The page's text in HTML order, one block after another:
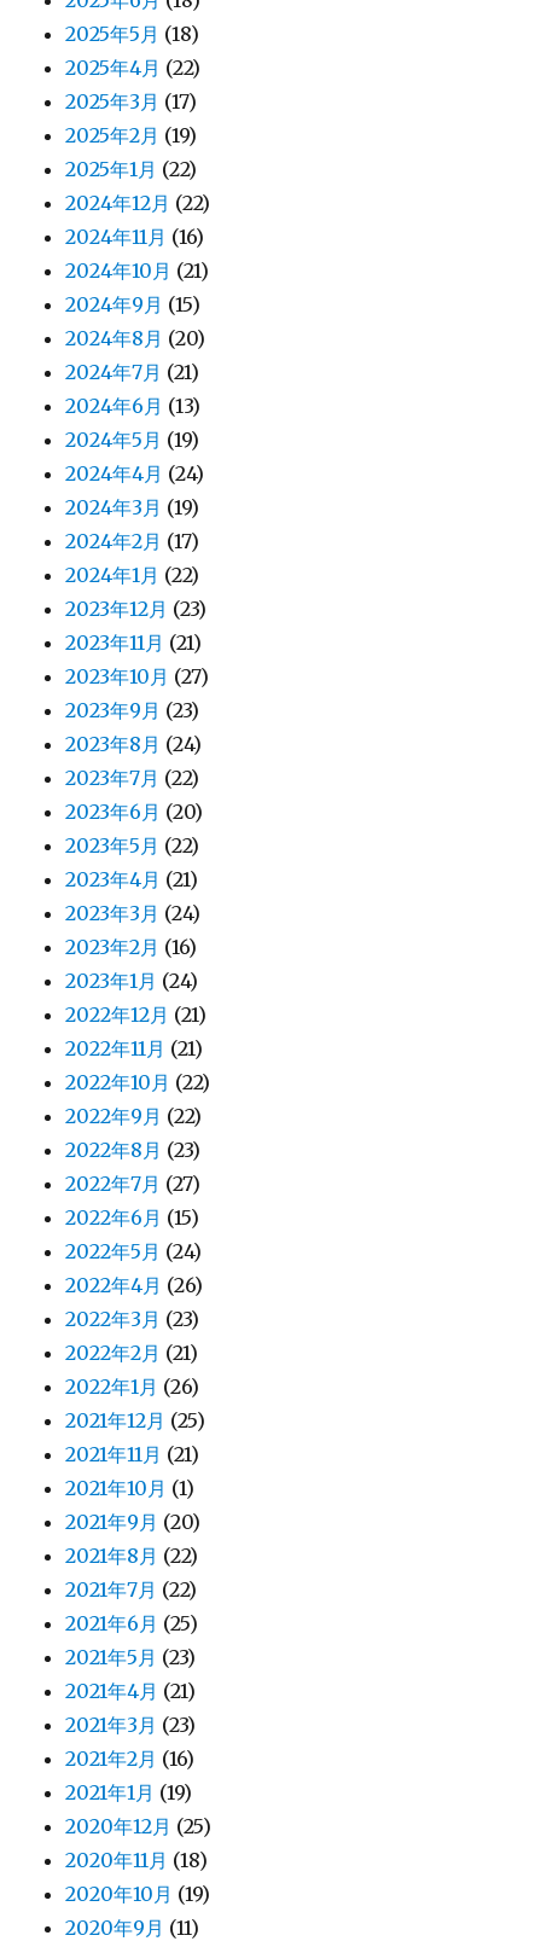
2025年5月 (18)
2025年4月 (22)
2025年3月 (17)
2025年2月 (19)
2025年1月 (22)
2024年12月 (22)
2024年11月 (16)
2024年10月 (21)
2024年9月 (15)
2024年8月 (20)
2024年7月 (21)
2024年6月 (13)
2024年5月 (19)
2024年4月 (24)
2024年3月 (19)
2024年2月 (17)
2024年1月 (22)
2023年12月 (23)
2023年11月 (21)
2023年10月 (27)
2023年9月 (23)
2023年8月 (24)
2023年7月 (22)
2023年6月 (20)
2023年5月 (22)
2023年4月 (21)
2023年3月 (24)
2023年2月 (16)
2023年1月 (24)
2022年12月 (21)
2022年11月 (21)
2022年10月 (22)
2022年9月 (22)
2022年8月 (23)
2022年7月 (27)
2022年6月 (15)
2022年5月 (24)
2022年4月 (26)
2022年3月 (23)
2022年2月 (21)
2022年1月 (26)
2021年12月 (25)
2021年11月 (21)
2021年10月 (1)
2021年9月 (20)
2021年8月 (22)
2021年7月 (22)
2021年6月 (25)
2021年5月 (23)
2021年4月 (21)
2021年3月 (23)
2021年2月 (16)
2021年1月 (19)
2020年12月 (25)
2020年11月 (18)
2020年10月 (19)
2020年9月 (11)